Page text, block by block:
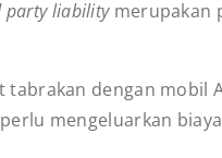
party liability merupakan
tabrakan dengan mobil
mengeluarkan